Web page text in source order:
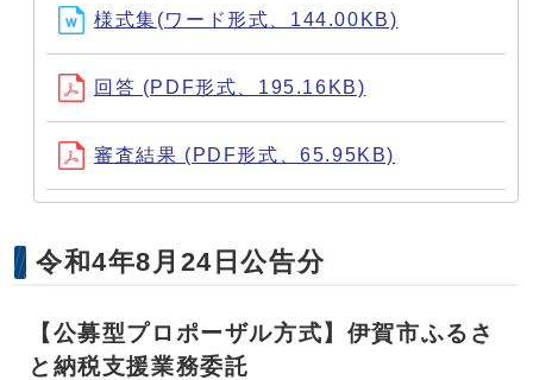
様式集(ワード形式、144.00KB)
回答 (PDF形式、195.16KB)
審査結果 (PDF形式、65.95KB)
令和4年8月24日公告分
【公募型プロポーザル方式】伊賀市ふるさ
と納税支援業務委託